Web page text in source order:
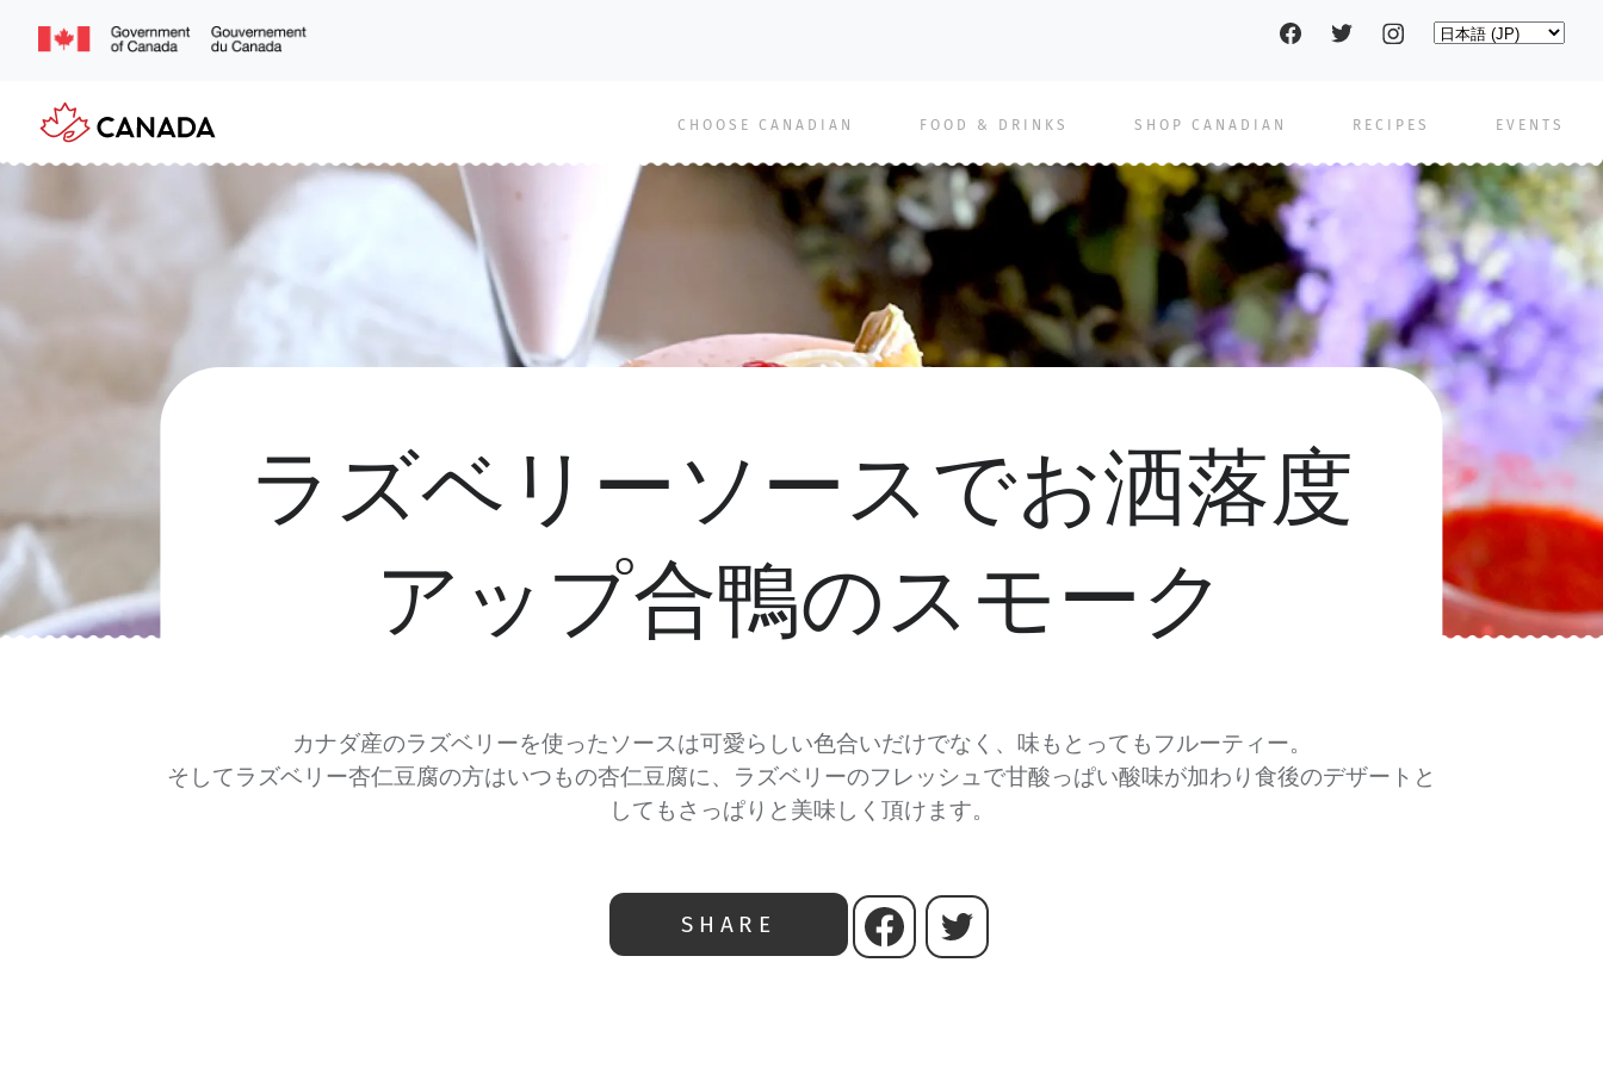
main
Social
pages
Select
Main
navigation
CHOOSE CANADIAN FOOD & DRINKS SHOP CANADIAN RECIPES EVENTS
ラズベリーソースでお洒落度
アップ合鴨のスモーク
カナダ産のラズベリーを使ったソースは可愛らしい色合いだけでなく、味もとってもフルーティー。
そしてラズベリー杏仁豆腐の方はいつもの杏仁豆腐に、ラズベリーのフレッシュで甘酸っぱい酸味が加わり食後のデザートと
してもさっぱりと美味しく頂けます。
SHARE